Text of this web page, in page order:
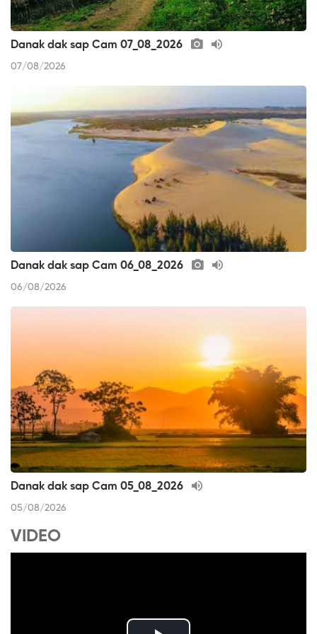
Danak dak sap Cam 07_08_2026
07/08/2026
Danak dak sap Cam 06_08_2026
06/08/2026
Danak dak sap Cam 05_08_2026
05/08/2026
VIDEO